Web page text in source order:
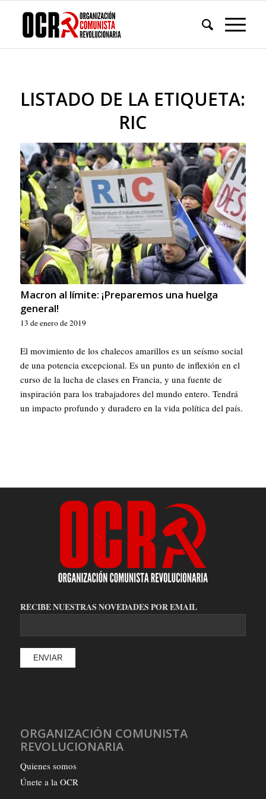
LISTADO DE LA ETIQUETA:
RIC
Macron al límite: ¡Preparemos una huelga
general!
13 de enero de 2019
El movimiento de los chalecos amarillos es un seísmo social
de una potencia excepcional. Es un punto de inflexión en el
curso de la lucha de clases en Francia, y una fuente de
inspiración para los trabajadores del mundo entero. Tendrá
un impacto profundo y duradero en la vida política del país.
RECIBE NUESTRAS NOVEDADES POR EMAIL
ORGANIZACIÓN COMUNISTA
REVOLUCIONARIA
Quienes somos
Únete a la OCR